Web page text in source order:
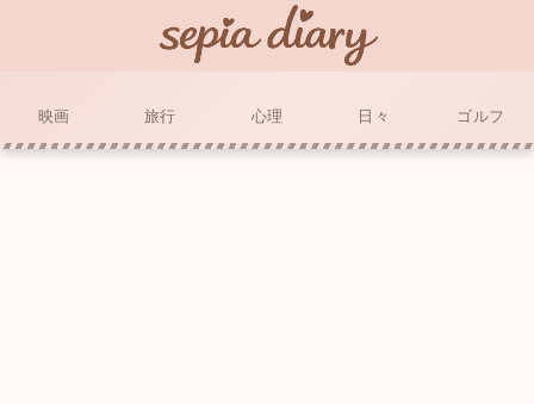
映画 旅行 心理 日々 ゴルフ